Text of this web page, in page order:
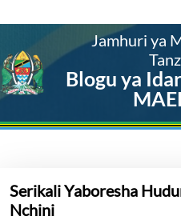
Jamhuri ya
Blogu ya
Serikali Yaboresha
Nchini